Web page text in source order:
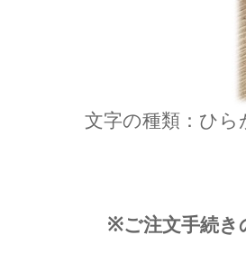
文字の種類：ひ
※ご注文手続き